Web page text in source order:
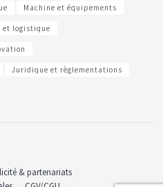
Machine et équipements
et logistique
Juridique et règlementations
& partenariats